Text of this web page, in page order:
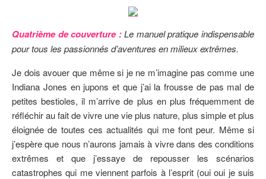
A
T
Quatrième de couverture :Le manuel pratique indispensable
pour tous les passionnés d’aventures en milieux extrêmes.
Je dois avouer que même si je ne m’imagine pas comme une
Indiana Jones en jupons et que j’ai la frousse de pas mal de
petites bestioles, il m’arrive de plus en plus fréquemment de
réfléchir au fait de vivre une vie plus nature, plus simple et plus
éloignée de toutes ces actualités qui me font peur. Même si
j’espère que nous n’aurons jamais à vivre dans des conditions
extrêmes et que j’essaye de repousser les scénarios
catastrophes qui me viennent parfois à l’esprit (oui oui je suis